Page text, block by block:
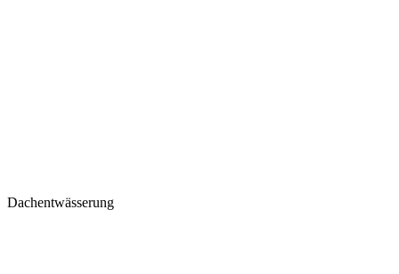
Dachentwässerung